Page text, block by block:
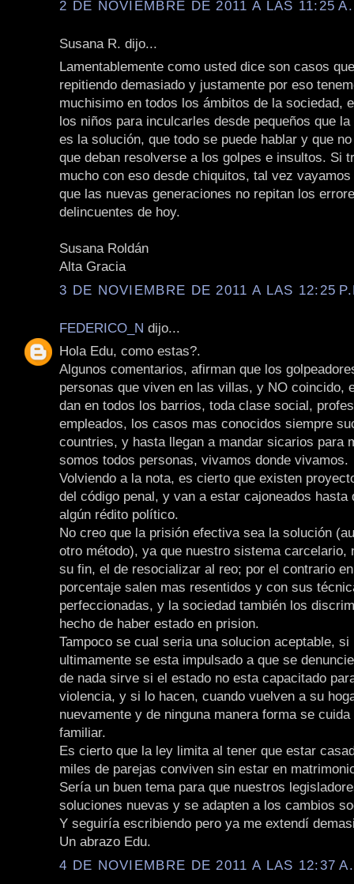
2 DE NOVIEMBRE DE 2011 A LAS 11:25
Susana R. dijo...
Lamentablemente como usted dice son casos
repitiendo demasiado y justamente por eso
muchisimo en todos los ámbitos de la sociedad,
los niños para inculcarles desde pequeños que
es la solución, que todo se puede hablar y que
que deban resolverse a los golpes e insultos. Si
mucho con eso desde chiquitos, tal vez
que las nuevas generaciones no repitan los
delincuentes de hoy.
Susana Roldán
Alta Gracia
3 DE NOVIEMBRE DE 2011 A LAS 12:25
FEDERICO_N dijo...
Hola Edu, como estas?.
Algunos comentarios, afirman que los
personas que viven en las villas, y NO coincido,
dan en todos los barrios, toda clase social,
empleados, los casos mas conocidos siempre
countries, y hasta llegan a mandar sicarios para
somos todos personas, vivamos donde vivamos.
Volviendo a la nota, es cierto que existen
del código penal, y van a estar cajoneados hasta
algún rédito político.
No creo que la prisión efectiva sea la solución
otro método), ya que nuestro sistema carcelario,
su fin, el de resocializar al reo; por el contrario
porcentaje salen mas resentidos y con sus
perfeccionadas, y la sociedad también los
hecho de haber estado en prision.
Tampoco se cual seria una solucion aceptable, si
ultimamente se esta impulsado a que se
de nada sirve si el estado no esta capacitado
violencia, y si lo hacen, cuando vuelven a su
nuevamente y de ninguna manera forma se
familiar.
Es cierto que la ley limita al tener que estar
miles de parejas conviven sin estar en
Sería un buen tema para que nuestros
soluciones nuevas y se adapten a los cambios
Y seguiría escribiendo pero ya me extendí
Un abrazo Edu.
4 DE NOVIEMBRE DE 2011 A LAS 12:37